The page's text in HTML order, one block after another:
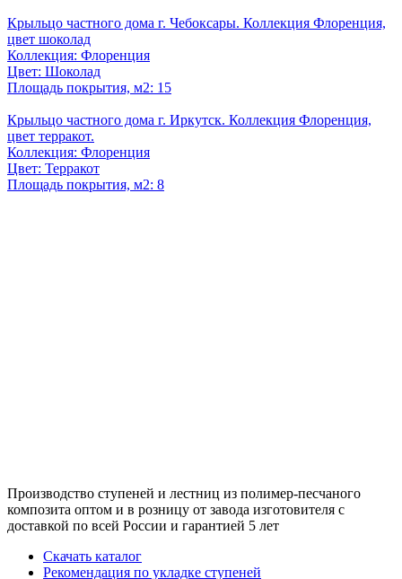
Крыльцо частного дома г. Чебоксары. Коллекция Флоренция,
цвет шоколад
Коллекция: Флоренция
Цвет: Шоколад
Площадь покрытия, м2: 15
Крыльцо частного дома г. Иркутск. Коллекция Флоренция,
цвет терракот.
Коллекция: Флоренция
Цвет: Терракот
Площадь покрытия, м2: 8
Производство ступеней и лестниц из полимер-песчаного
композита оптом и в розницу от завода изготовителя с
доставкой по всей России и гарантией 5 лет
Скачать каталог
Рекомендация по укладке ступеней